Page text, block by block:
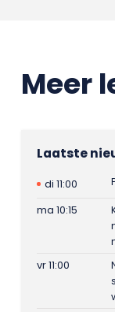
Meer
Laatste
di 11:00
ma 10:15
vr 11:00